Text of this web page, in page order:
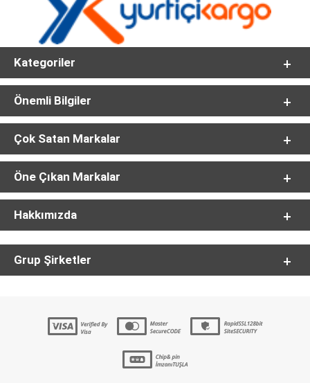
Kategoriler
Önemli Bilgiler
Çok Satan Markalar
Öne Çıkan Markalar
Hakkımızda
Grup Şirketler